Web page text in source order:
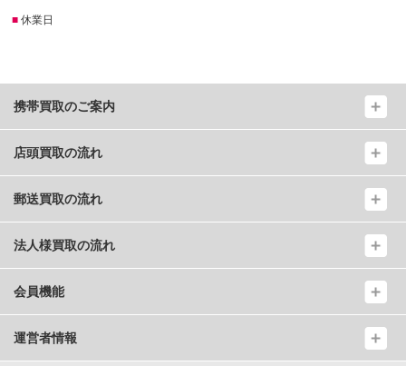
■ 休業日
携帯買取のご案内
店頭買取の流れ
郵送買取の流れ
法人様買取の流れ
会員機能
運営者情報